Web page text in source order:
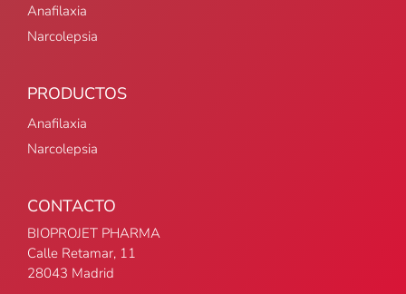
Anafilaxia
Narcolepsia
PRODUCTOS
Anafilaxia
Narcolepsia
CONTACTO
BIOPROJET PHARMA
Calle Retamar, 11
28043 Madrid